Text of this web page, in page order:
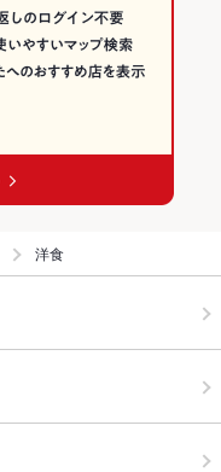
洋食